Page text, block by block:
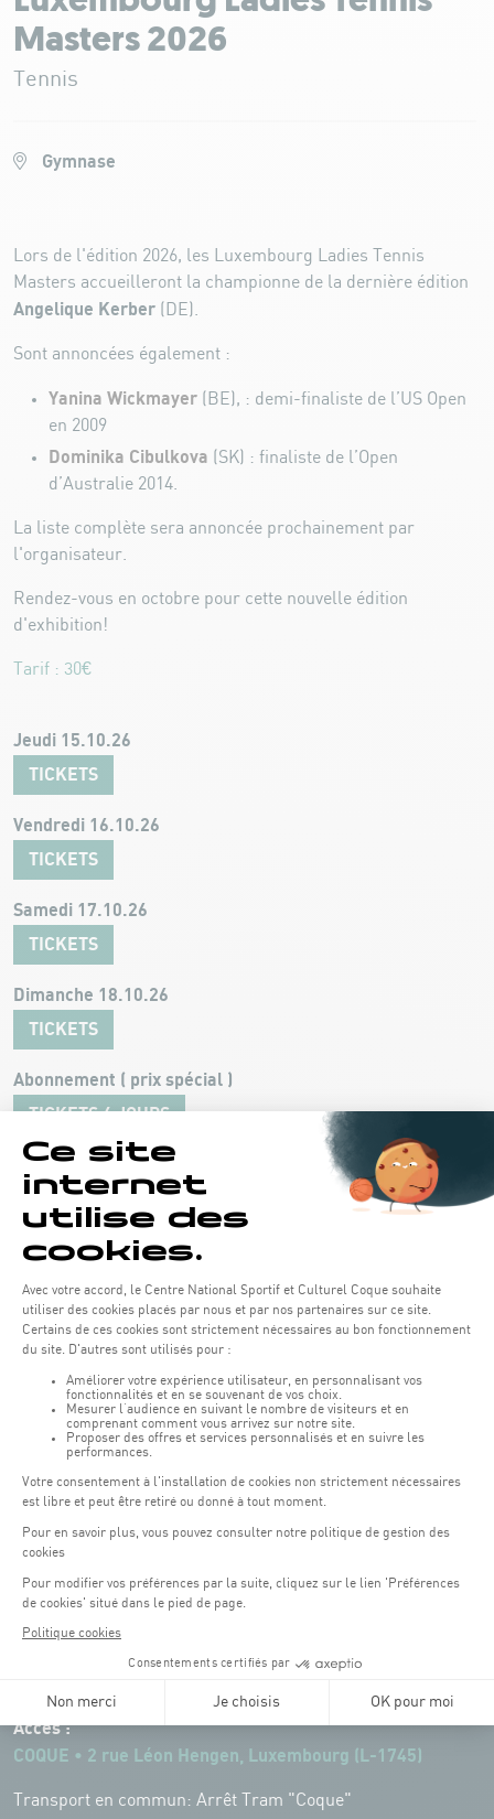
Masters 2026
Tennis
Gymnase
Lors de l'édition 2026, les Luxembourg Ladies Tennis
Masters accueilleront la championne de la dernière édition
Angelique Kerber (DE).
Sont annoncées également :
Yanina Wickmayer
(BE), : demi-finaliste de l’US Open
en 2009
Dominika Cibulkova (SK) : finaliste de l’Open
d’Australie 2014.
La liste complète sera annoncée prochainement par
l'organisateur.
Rendez-vous en octobre pour cette nouvelle édition
d'exhibition!
Tarif : 30€
Jeudi 15.10.26
TICKETS
Vendredi 16.10.26
TICKETS
Samedi 17.10.26
TICKETS
Dimanche 18.10.26
TICKETS
Abonnement ( prix spécial )
TICKETS 4 JOURS
Horaires d'ouverture du batiment de la Coque :
Lundi - vendredi : 06h30 - 22h00
Weekend : 07h30 - 19h00
Accès :
COQUE • 2 rue Léon Hengen, Luxembourg (L-1745)
Transport en commun: Arrêt Tram "Coque"